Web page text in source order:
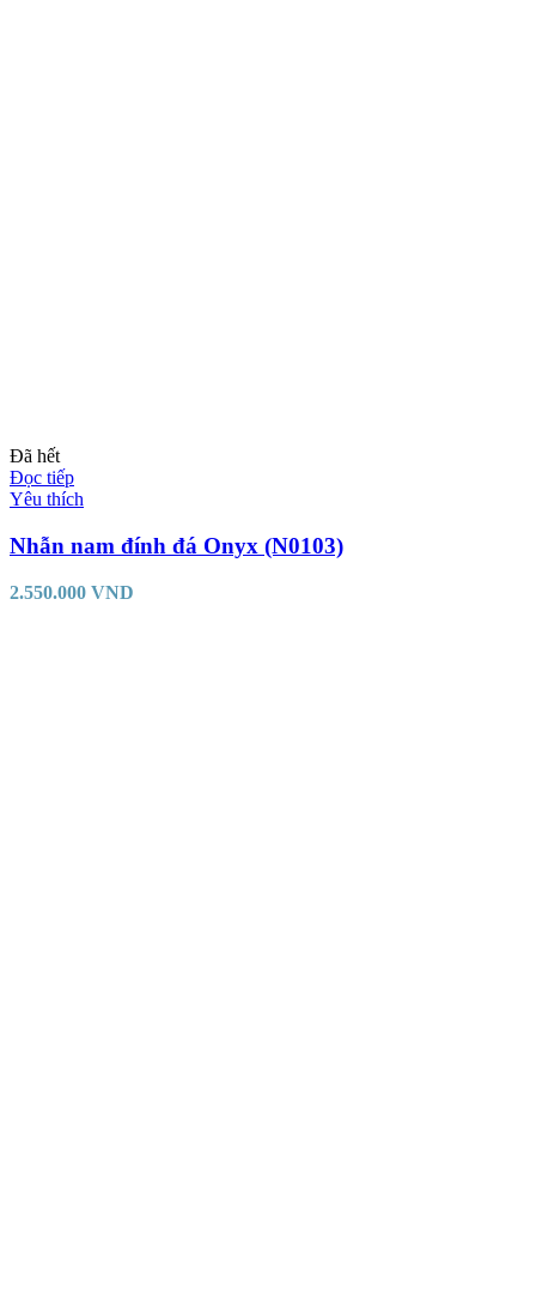
Đã hết
Đọc tiếp
Yêu thích
Nhẫn nam đính đá Onyx (N0103)
2.550.000 VND